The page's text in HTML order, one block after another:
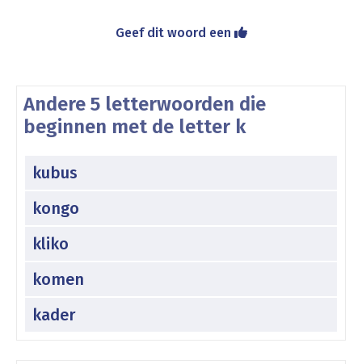
Geef dit woord een
Andere 5 letterwoorden die
beginnen met de letter k
kubus
kongo
kliko
komen
kader